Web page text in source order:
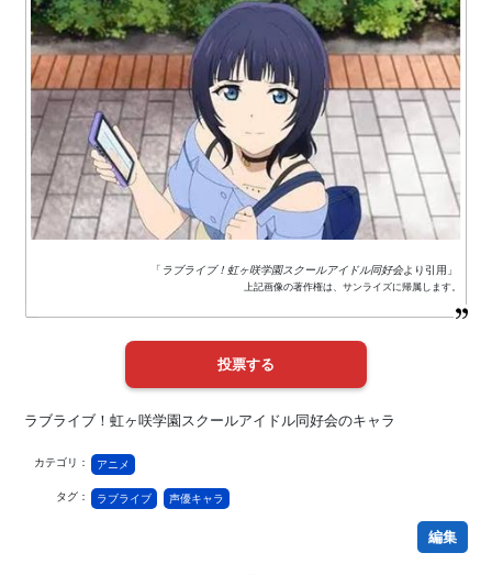
「 ラブライブ！虹ヶ咲学園スクールアイドル同好会より引用」
上記画像の著作権は、サンライズに帰属します。
ラブライブ！虹ヶ咲学園スクールアイドル同好会のキャラ
カテゴリ： アニメ
タグ： ラブライブ 声優キャラ
編集